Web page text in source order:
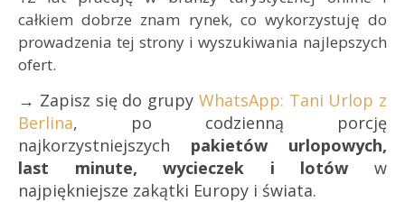
całkiem dobrze znam rynek, co wykorzystuję do
prowadzenia tej strony i wyszukiwania najlepszych
ofert.
→ Zapisz się do grupy WhatsApp: Tani Urlop z
Berlina, po codzienną porcję
najkorzystniejszych pakietów urlopowych,
last minute, wycieczek i lotów w
najpiękniejsze zakątki Europy i świata.